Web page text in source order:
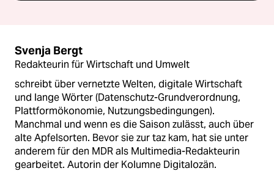
Svenja Bergt
Redakteurin für Wirtschaft und Umwelt
schreibt über vernetzte Welten, digitale Wirtschaft
und lange Wörter (Datenschutz-Grundverordnung,
Plattformökonomie, Nutzungsbedingungen).
Manchmal und wenn es die Saison zulässt, auch über
alte Apfelsorten. Bevor sie zur taz kam, hat sie unter
anderem für den MDR als Multimedia-Redakteurin
gearbeitet. Autorin der Kolumne Digitalozän.